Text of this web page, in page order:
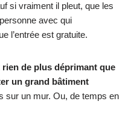
si vraiment il pleut, que les
avec qui
l’entrée est gratuite.
rien de plus déprimant que
un grand bâtiment
sur un mur. Ou, de temps en